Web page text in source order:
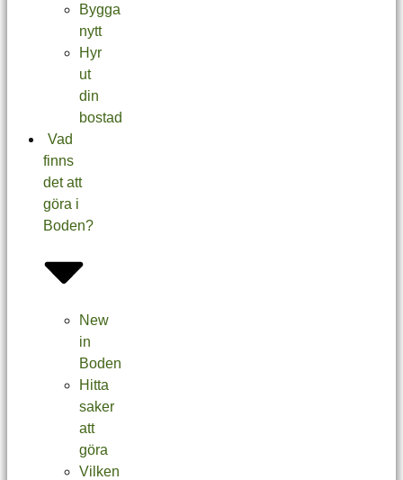
Bygga
nytt
Hyr
ut
din
bostad
Vad
finns
det att
göra i
Boden?
New
in
Boden
Hitta
saker
att
göra
Vilken